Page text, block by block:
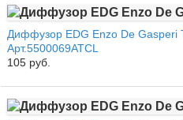
Диффузор EDG Enzo De Gasperi
Арт.5500069ATCL
105 руб.